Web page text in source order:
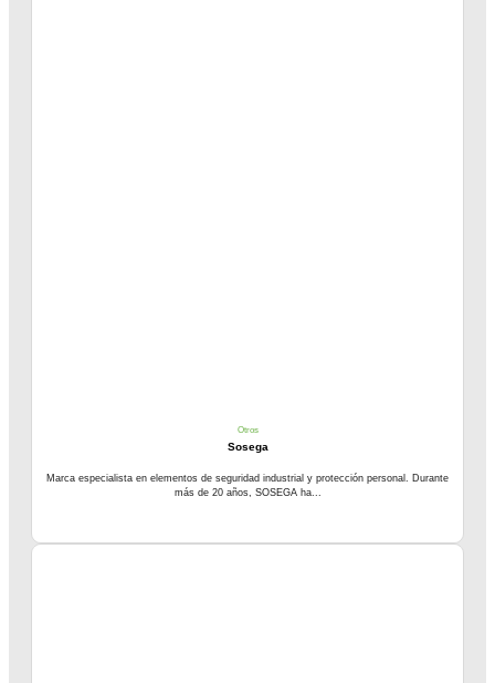
Otros
Sosega
Marca especialista en elementos de seguridad industrial y protección personal. Durante
más de 20 años, SOSEGA ha...